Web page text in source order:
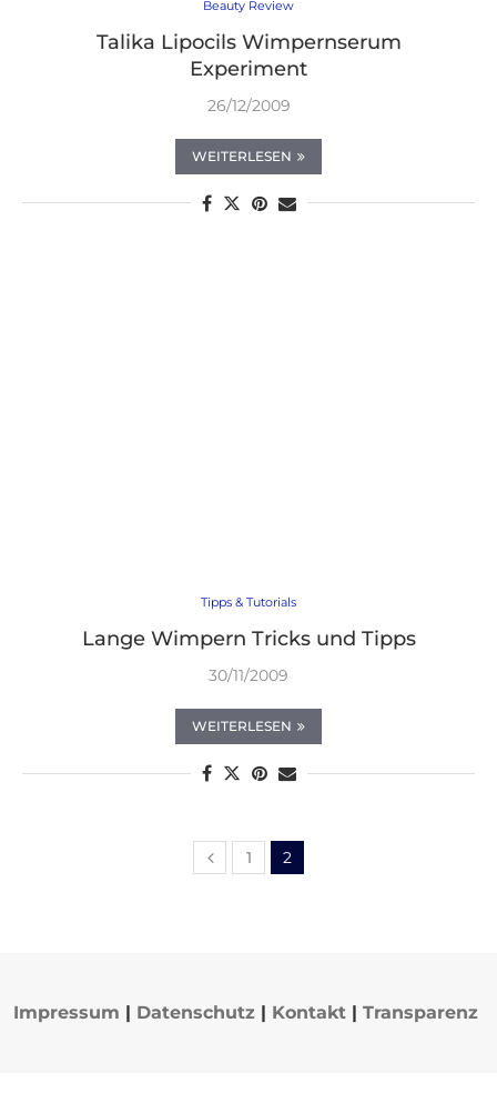
Beauty Review
Talika Lipocils Wimpernserum
Experiment
26/12/2009
WEITERLESEN
Tipps & Tutorials
Lange Wimpern Tricks und Tipps
30/11/2009
WEITERLESEN
1 2
Impressum | Datenschutz | Kontakt | Transparenz